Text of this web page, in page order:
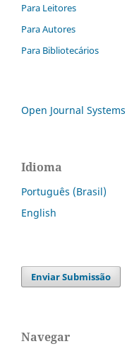
Para Leitores
Para Autores
Para Bibliotecários
Open Journal Systems
Idioma
Português (Brasil)
English
Enviar Submissão
Navegar